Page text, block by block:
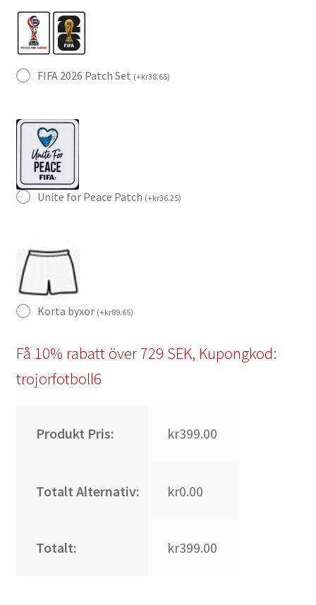
FIFA 2026 Patch Set (+kr38.65)
Unite for Peace Patch (+kr36.25)
Korta byxor (+kr89.65)
Få 10% rabatt över 729 SEK, Kupongkod:
trojorfotboll6
Produkt Pris: kr399.00
Totalt Alternativ: kr0.00
Totalt: kr399.00